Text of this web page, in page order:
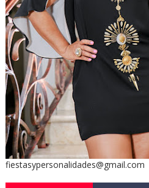
fiestasypersonalidades@gmail.com